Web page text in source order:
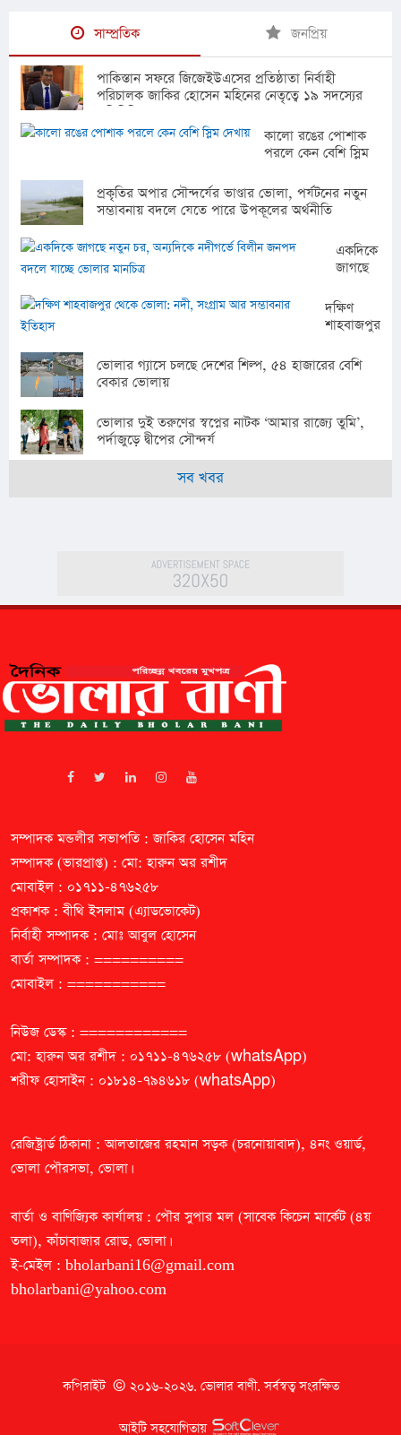
সাম্প্রতিক জনপ্রিয়
পাকিস্তান সফরে জিজেইউএসের প্রতিষ্ঠাতা নির্বাহী
পরিচালক জাকির হোসেন মহিনের নেতৃত্বে ১৯ সদস্যের
কালো রঙের পোশাক
পরলে কেন বেশি স্লিম
প্রকৃতির অপার সৌন্দর্যের ভাণ্ডার ভোলা, পর্যটনের নতুন
সম্ভাবনায় বদলে যেতে পারে উপকূলের অর্থনীতি
একদিকে
জাগছে
চর,
অন্যদিকে
নদীগর্ভে
জনপদ
ভোলার
দক্ষিণ
শাহবাজপুর
ভোলা:
নদী,
সম্ভাবনার
ভোলার গ্যাসে চলছে দেশের শিল্প, ৫৪ হাজারের বেশি
বেকার ভোলায়
ভোলার দুই তরুণের স্বপ্নের নাটক ‘আমার রাজ্যে তুমি’,
পর্দাজুড়ে দ্বীপের সৌন্দর্য
সব খবর
সম্পাদক মন্ডলীর সভাপতি : জাকির হোসেন মহিন
সম্পাদক (ভারপ্রাপ্ত) : মো: হারুন অর রশীদ
মোবাইল : ০১৭১১-৪৭৬২৫৮
প্রকাশক : বীথি ইসলাম (এ্যাডভোকেট)
নির্বাহী সম্পাদক : মোঃ আবুল হোসেন
বার্তা সম্পাদক : ==========
মোবাইল : ===========
নিউজ ডেস্ক : ============
মো: হারুন অর রশীদ : ০১৭১১-৪৭৬২৫৮ (whatsApp)
শরীফ হোসাইন : ০১৮১৪-৭৯৪৬১৮ (whatsApp)
রেজিষ্ট্রার্ড ঠিকানা : আলতাজের রহমান সড়ক (চরনোয়াবাদ), ৪নং ওয়ার্ড,
ভোলা পৌরসভা, ভোলা।
বার্তা ও বাণিজ্যিক কার্যালয় : পৌর সুপার মল (সাবেক কিচেন মার্কেট (৪য়
তলা), কাঁচাবাজার রোড, ভোলা।
ই-মেইল : bholarbani16@gmail.com
bholarbani@yahoo.com
কপিরাইট © ২০১৬-২০২৬. ভোলার বাণী. সর্বস্বত্ব সংরক্ষিত
আইটি সহযোগিতায়